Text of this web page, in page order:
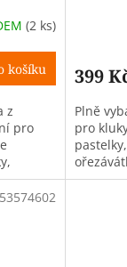
(2 ks)
košíku
z
pro
399
Plně
pro
53574602